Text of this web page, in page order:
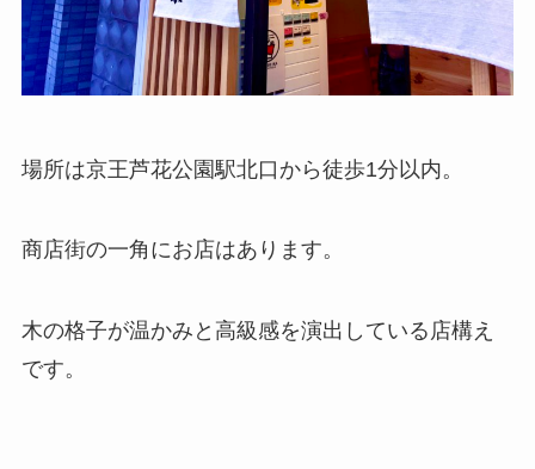
場所は京王芦花公園駅北口から徒歩1分以内。
商店街の一角にお店はあります。
木の格子が温かみと高級感を演出している店構え
です。